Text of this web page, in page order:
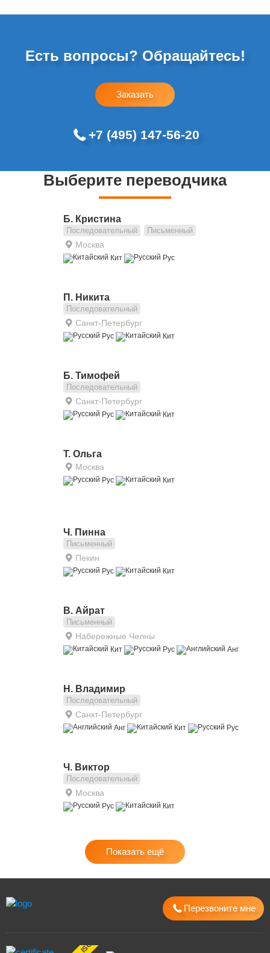
Есть вопросы? Обращайтесь!
Заказать
+7 (495) 147-56-20
Выберите переводчика
Б. Кристина
Последовательный Письменный
Москва
Кит Рус
П. Никита
Последовательный
Санкт-Петербург
Рус Кит
Б. Тимофей
Последовательный
Санкт-Петербург
Рус Кит
Т. Ольга
Москва
Рус Кит
Ч. Пинна
Письменный
Пекин
Рус Кит
В. Айрат
Письменный
Набережные Челны
Кит Рус Анг
Н. Владимир
Последовательный
Санкт-Петербург
Анг Кит Рус
Ч. Виктор
Последовательный
Москва
Рус Кит
Показать ещё
Перезвоните мне